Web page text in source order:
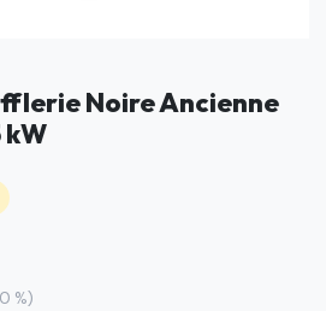
Noire Ancienne
kW
%)